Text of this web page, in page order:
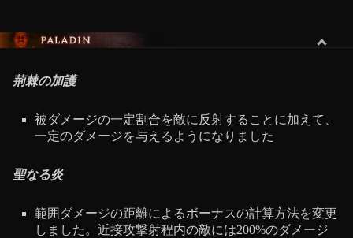
パラディン
荊棘の加護
被ダメージの一定割合を敵に反射することに加えて、
一定のダメージを与えるようになりました
聖なる炎
範囲ダメージの距離によるボーナスの計算方法を変更
しました。近接攻撃射程内の敵には200%のダメージ